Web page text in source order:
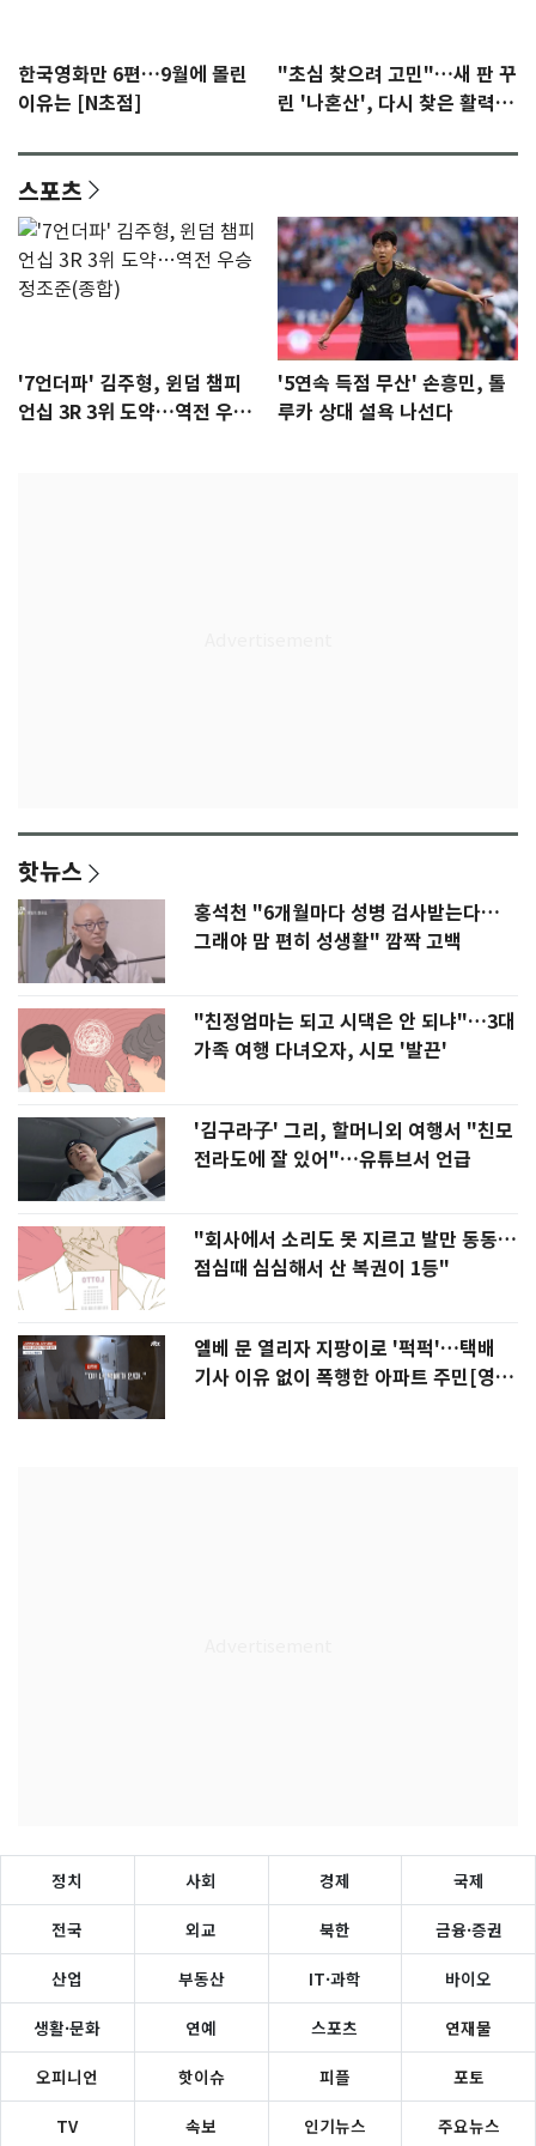
한국영화만 6편…9월에 몰린
이유는 [N초점]
"초심 찾으려 고민"…새 판 꾸
린 '나혼산', 다시 찾은 활력
스포츠
'7언더파' 김주형, 윈덤 챔피
언십 3R 3위 도약…역전 우승
'5연속 득점 무산' 손흥민, 톨
루카 상대 설욕 나선다
핫뉴스
홍석천 "6개월마다 성병 검사받는다…
그래야 맘 편히 성생활" 깜짝 고백
"친정엄마는 되고 시댁은 안 되냐"…3대
가족 여행 다녀오자, 시모 '발끈'
'김구라子' 그리, 할머니외 여행서 "친모
전라도에 잘 있어"…유튜브서 언급
"회사에서 소리도 못 지르고 발만 동동…
점심때 심심해서 산 복권이 1등"
엘베 문 열리자 지팡이로 '퍽퍽'…택배
기사 이유 없이 폭행한 아파트 주민[영
정치 사회 경제 국제
전국 외교 북한 금융·증권
산업 부동산 IT·과학 바이오
생활·문화 연예 스포츠 연재물
오피니언 핫이슈 피플 포토
TV 속보 인기뉴스 주요뉴스